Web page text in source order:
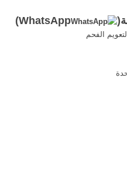
مبلغ الكرة مطحنة الكرة لإضافة
كسارة للبيع; نموذج فاتورة
WhatsApp
)
الفحم